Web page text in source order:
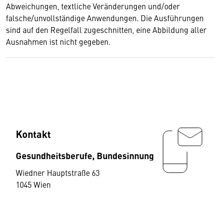
Abweichungen, textliche Veränderungen und/oder
falsche/unvollständige Anwendungen. Die Ausführungen
sind auf den Regelfall zugeschnitten, eine Abbildung aller
Ausnahmen ist nicht gegeben.
Kontakt
Gesundheitsberufe, Bundesinnung
Wiedner Hauptstraße 63
1045 Wien